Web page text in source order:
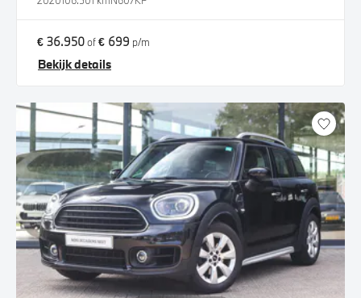
€ 36.950of€ 699 p/m
Bekijk details